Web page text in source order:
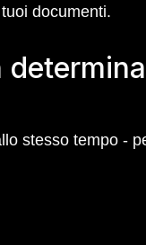
documenti.
stesso tempo -